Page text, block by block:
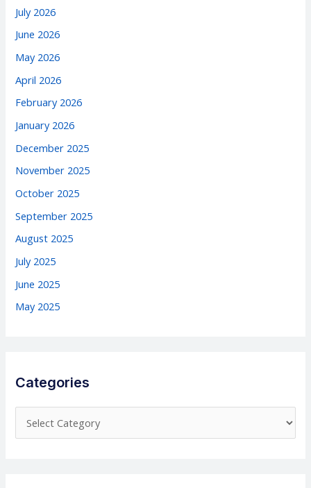
July 2026
June 2026
May 2026
April 2026
February 2026
January 2026
December 2025
November 2025
October 2025
September 2025
August 2025
July 2025
June 2025
May 2025
Categories
a